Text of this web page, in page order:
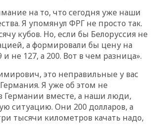
атаковали Белгород
вчера, 17:42Израиль отверг
план Совета мира о выводе
войск из сектора Газа
Моджтабой Хаменеи,
опубликованное сегодня,
вчера, 16:47Сирия и Россия
договорились о присутствии
российских военных баз в
на то, что сегодня уже наши
Я упомянул ФРГ не просто так.
кубов. Но, если бы Белоруссия не
а формировали бы цену на
127, а 200. Вот в чем разница».
это неправильные у вас
Я уже об этом не
Германии вместе, а наши люди,
ситуацию. Они 200 долларов, а
тысячи километров качать надо,